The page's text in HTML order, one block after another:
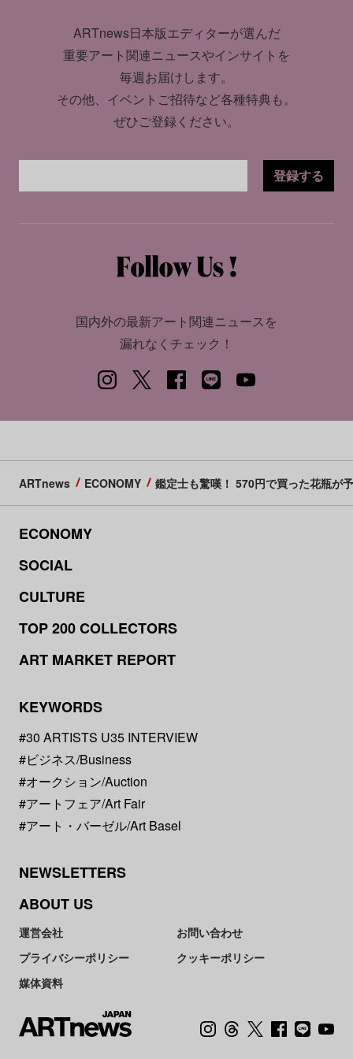
ARTnews日本版エディターが選んだ
重要アート関連ニュースやインサイトを
毎週お届けします。
その他、イベントご招待など各種特典も。
ぜひご登録ください。
登録する
国内外の最新アート関連ニュースを
漏れなくチェック！
ARTnews ECONOMY 鑑定士も驚嘆！ 570円で買った花瓶が
ECONOMY
SOCIAL
CULTURE
TOP 200 COLLECTORS
ART MARKET REPORT
KEYWORDS
#30 ARTISTS U35 INTERVIEW
#ビジネス/Business
#オークション/Auction
#アートフェア/Art Fair
#アート・バーゼル/Art Basel
NEWSLETTERS
ABOUT US
運営会社
お問い合わせ
プライバシーポリシー
クッキーポリシー
媒体資料